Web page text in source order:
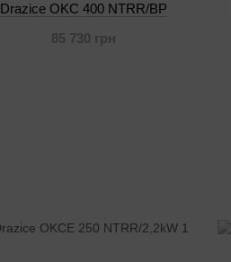
Drazice OKC 400 NTRR/BP
85 730 грн